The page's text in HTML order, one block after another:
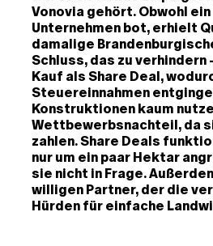
Vonovia gehört. Obwohl
Unternehmen bot, erhielt
damalige
Schluss, das zu verhindern
Kauf als Share Deal,
Steuereinnahmen
Konstruktionen kaum
Wettbewerbsnachteil, da
zahlen. Share Deals
nur um ein paar Hektar
sie nicht in Frage.
willigen Partner, der die
Hürden für einfache